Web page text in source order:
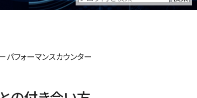
フォーマンスカウンター